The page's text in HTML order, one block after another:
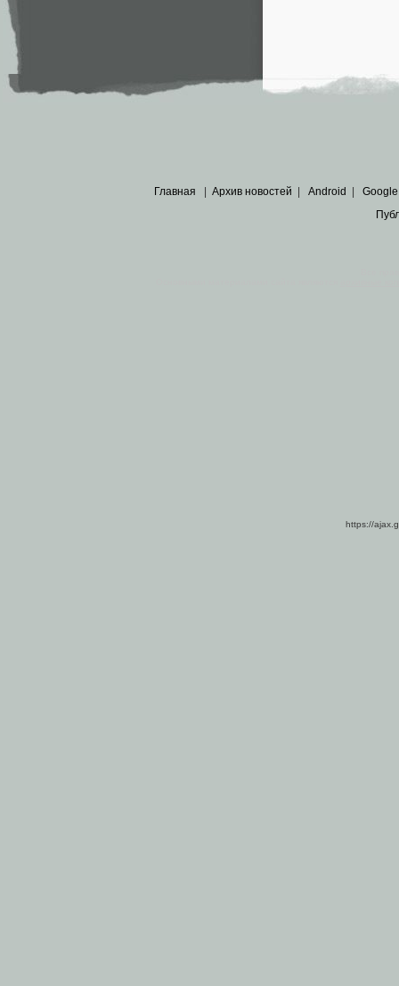
Главная Архив новостей Android Google
https://